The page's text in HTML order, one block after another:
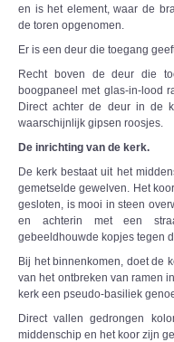
en is het element, waar de
de toren opgenomen.
Er is een deur die toegang
Recht boven de deur die
boogpaneel met glas-in-lood
Direct achter de deur in de
waarschijnlijk gipsen roosjes.
De inrichting van de kerk.
De kerk bestaat uit het
gemetselde gewelven. Het
gesloten, is mooi in steen
en achterin met een
gebeeldhouwde kopjes tegen
Bij het binnenkomen, doet de
van het ontbreken van ramen
kerk een pseudo-basiliek
Direct vallen gedrongen
middenschip en het koor zijn